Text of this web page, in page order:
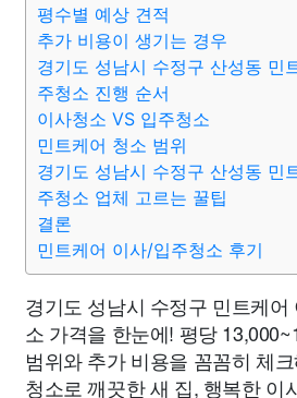
평수별 예상 견적
추가 비용이 생기는 경우
경기도 성남시 수정구 산성동 민
주청소 진행 순서
이사청소 VS 입주청소
민트케어 청소 범위
경기도 성남시 수정구 산성동 민
주청소 업체 고르는 꿀팁
결론
민트케어 이사/입주청소 후기
경기도 성남시 수정구 민트케어
소 가격을 한눈에! 평당
범위와 추가 비용을 꼼꼼히 체
청소로 깨끗한 새 집, 행복한 이